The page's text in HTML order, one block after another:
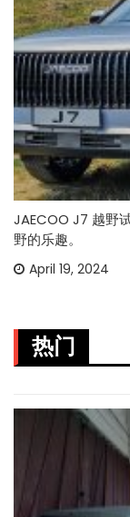
JAECOO J7 越野
野的乐趣。
April 19, 2024
热门